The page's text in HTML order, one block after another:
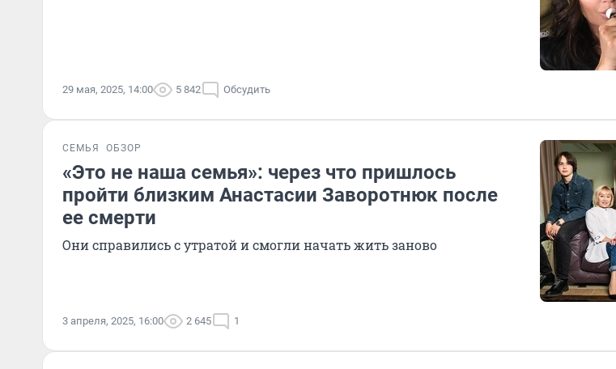
29 мая, 2025, 14:00 5 842 Обсудить
СЕМЬЯ ОБЗОР
«Это не наша семья»: через что пришлось
пройти близким Анастасии Заворотнюк после
ее смерти
Они справились с утратой и смогли начать жить заново
3 апреля, 2025, 16:00 2 645 1